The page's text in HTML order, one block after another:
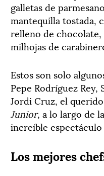
galletas de
mantequilla tostada,
relleno de
milhojas de
Estos son solo
Pepe Rodríguez Rey,
Jordi Cruz, el
Junior, a lo largo de
increíble
Los mejores